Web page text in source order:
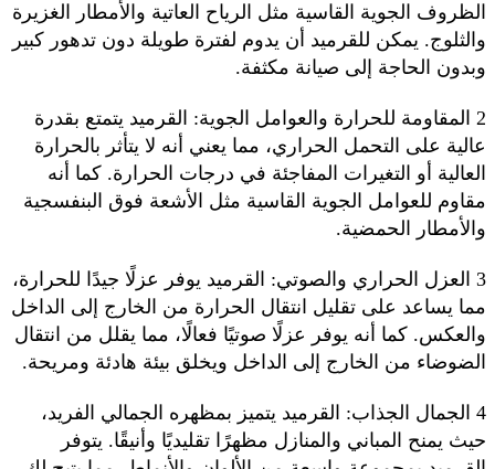
الظروف الجوية القاسية مثل الرياح العاتية والأمطار الغزيرة
والثلوج. يمكن للقرميد أن يدوم لفترة طويلة دون تدهور كبير
وبدون الحاجة إلى صيانة مكثفة.
2 المقاومة للحرارة والعوامل الجوية: القرميد يتمتع بقدرة
عالية على التحمل الحراري، مما يعني أنه لا يتأثر بالحرارة
العالية أو التغيرات المفاجئة في درجات الحرارة. كما أنه
مقاوم للعوامل الجوية القاسية مثل الأشعة فوق البنفسجية
والأمطار الحمضية.
3 العزل الحراري والصوتي: القرميد يوفر عزلًا جيدًا للحرارة،
مما يساعد على تقليل انتقال الحرارة من الخارج إلى الداخل
والعكس. كما أنه يوفر عزلًا صوتيًا فعالًا، مما يقلل من انتقال
الضوضاء من الخارج إلى الداخل ويخلق بيئة هادئة ومريحة.
4 الجمال الجذاب: القرميد يتميز بمظهره الجمالي الفريد،
حيث يمنح المباني والمنازل مظهرًا تقليديًا وأنيقًا. يتوفر